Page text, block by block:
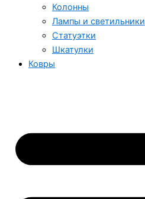
Колонны
Лампы и светильники
Статуэтки
Шкатулки
Ковры